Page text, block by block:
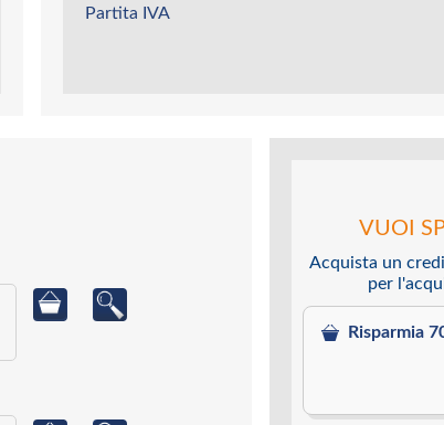
Partita IVA
VUOI
Acquista un
per
Risparmia